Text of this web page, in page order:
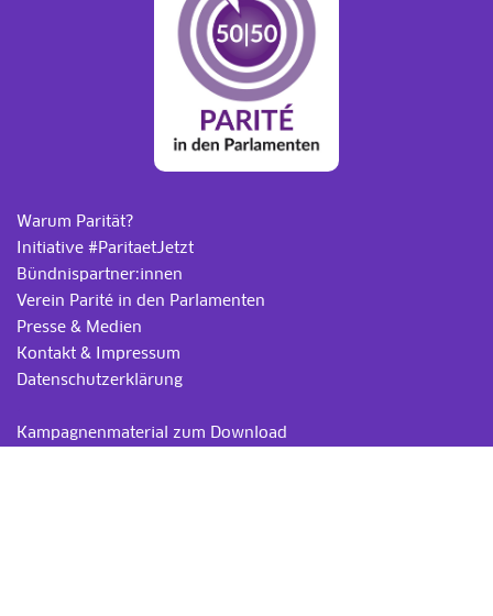
Warum Parität?
Initiative #ParitaetJetzt
Bündnispartner:innen
Verein Parité in den Parlamenten
Presse & Medien
Kontakt & Impressum
Datenschutzerklärung
Kampagnenmaterial zum Download